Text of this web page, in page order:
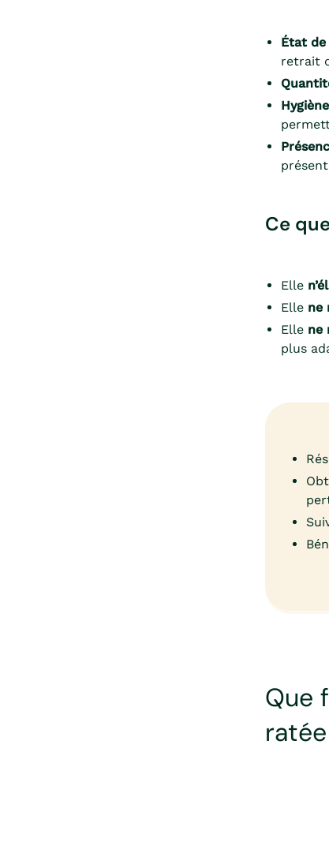
État de
retrait
Ce
Elle
Elle ne
Elle ne
plus
Que